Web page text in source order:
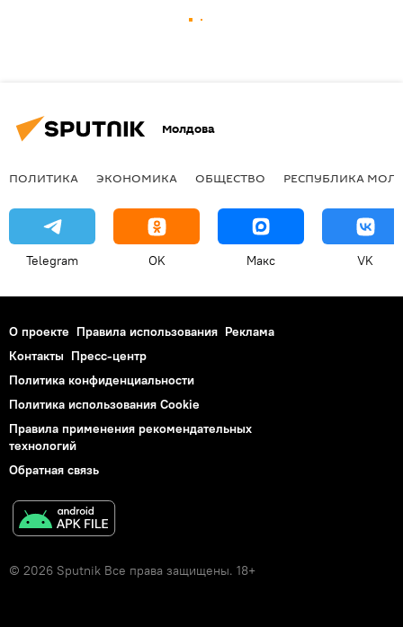
Молдова
ПОЛИТИКА ЭКОНОМИКА ОБЩЕСТВО РЕСПУБЛИКА
Telegram OK Макс VK
О проекте Правила использования Реклама
Контакты Пресс-центр
Политика конфиденциальности
Политика использования Cookie
Правила применения рекомендательных
технологий
Обратная связь
© 2026 Sputnik Все права защищены. 18+